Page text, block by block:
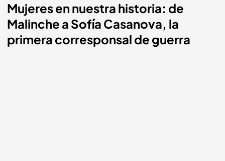
Mujeres en nuestra historia: de
Malinche a Sofía Casanova, la
primera corresponsal de guerra